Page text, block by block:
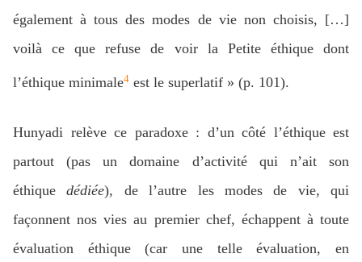
également à tous des modes de vie non choisis, […]
voilà ce que refuse de voir la Petite éthique dont
l’éthique minimale4 est le superlatif » (p. 101).
Hunyadi relève ce paradoxe : d’un côté l’éthique est
partout (pas un domaine d’activité qui n’ait son
éthiquedédiée), de l’autre les modes de vie, qui
façonnent nos vies au premier chef, échappent à toute
évaluation éthique (car une telle évaluation, en